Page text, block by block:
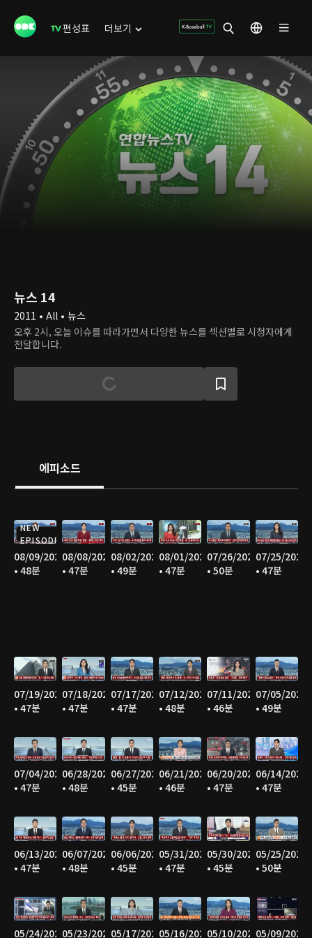
편성표 더보기
뉴스 14
2011 • All • 뉴스
오후 2시, 오늘 이슈를 따라가면서 다양한 뉴스를 섹션별로 시청자에게
전달합니다.
에피소드
NEW
EPISODE
08/09/2026
• 48분
08/08/2026
• 47분
08/02/2026
• 49분
08/01/2026
• 47분
07/26/2026
• 50분
07/25/2026
• 47분
07/19/2026
• 47분
07/18/2026
• 47분
07/17/2026
• 47분
07/12/2026
• 48분
07/11/2026
• 46분
07/05/2026
• 49분
07/04/2026
• 47분
06/28/2026
• 48분
06/27/2026
• 45분
06/21/2026
• 46분
06/20/2026
• 47분
06/14/2026
• 47분
06/13/2026
• 47분
06/07/2026
• 48분
06/06/2026
• 45분
05/31/2026
• 47분
05/30/2026
• 45분
05/25/2026
• 50분
05/24/202605/23/202605/17/202605/16/202605/10/202605/09/2026